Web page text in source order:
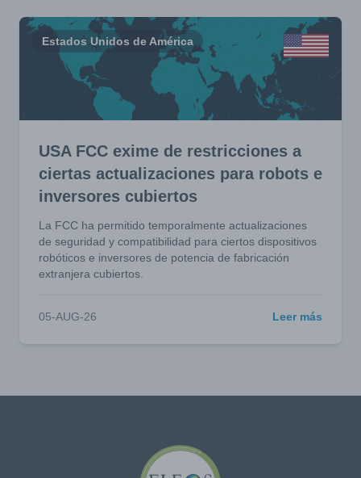
Estados Unidos de América
USA FCC exime de restricciones a
ciertas actualizaciones para robots e
inversores cubiertos
La FCC ha permitido temporalmente actualizaciones
de seguridad y compatibilidad para ciertos dispositivos
robóticos e inversores de potencia de fabricación
extranjera cubiertos.
05-AUG-26 Leer más